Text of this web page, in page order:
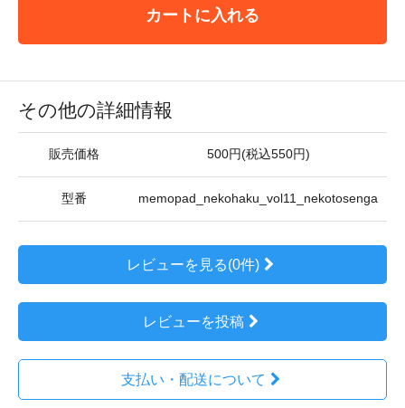
カートに入れる
その他の詳細情報
販売価格 500円(税込550円)
型番 memopad_nekohaku_vol11_nekotosenga
レビューを見る(0件)
レビューを投稿
支払い・配送について